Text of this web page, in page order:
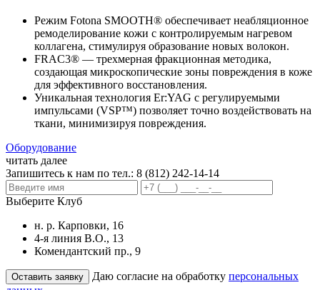
Режим Fotona SMOOTH® обеспечивает неабляционное
ремоделирование кожи с контролируемым нагревом
коллагена, стимулируя образование новых волокон.
FRAC3® — трехмерная фракционная методика,
создающая микроскопические зоны повреждения в коже
для эффективного восстановления.
Уникальная технология Er:YAG с регулируемыми
импульсами (VSP™) позволяет точно воздействовать на
ткани, минимизируя повреждения.
Оборудование
читать далее
Запишитесь к нам по тел.: 8 (812) 242-14-14
Выберите Клуб
н. р. Карповки, 16
4-я линия В.О., 13
Комендантский пр., 9
Даю согласие на обработку персональных